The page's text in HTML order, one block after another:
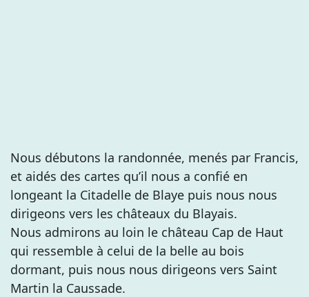
Nous débutons la randonnée, menés par Francis,
et aidés des cartes qu’il nous a confié en
longeant la Citadelle de Blaye puis nous nous
dirigeons vers les châteaux du Blayais.
Nous admirons au loin le château Cap de Haut
qui ressemble à celui de la belle au bois
dormant, puis nous nous dirigeons vers Saint
Martin la Caussade.